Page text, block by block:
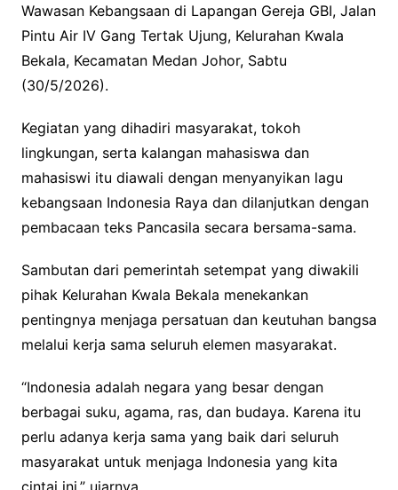
Wawasan Kebangsaan di Lapangan Gereja GBI, Jalan
Pintu Air IV Gang Tertak Ujung, Kelurahan Kwala
Bekala, Kecamatan Medan Johor, Sabtu
(30/5/2026).
Kegiatan yang dihadiri masyarakat, tokoh
lingkungan, serta kalangan mahasiswa dan
mahasiswi itu diawali dengan menyanyikan lagu
kebangsaan Indonesia Raya dan dilanjutkan dengan
pembacaan teks Pancasila secara bersama-sama.
Sambutan dari pemerintah setempat yang diwakili
pihak Kelurahan Kwala Bekala menekankan
pentingnya menjaga persatuan dan keutuhan bangsa
melalui kerja sama seluruh elemen masyarakat.
“Indonesia adalah negara yang besar dengan
berbagai suku, agama, ras, dan budaya. Karena itu
perlu adanya kerja sama yang baik dari seluruh
masyarakat untuk menjaga Indonesia yang kita
cintai ini,” ujarnya.